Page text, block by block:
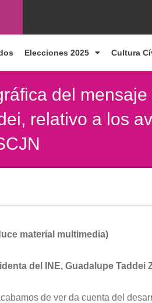
Elecciones 2025 Cultura
del
relativo a los
material multimedia)
del INE, Guadalupe Taddei
de ver da cuenta del